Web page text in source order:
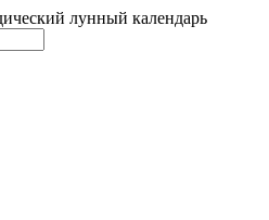
лунный календарь